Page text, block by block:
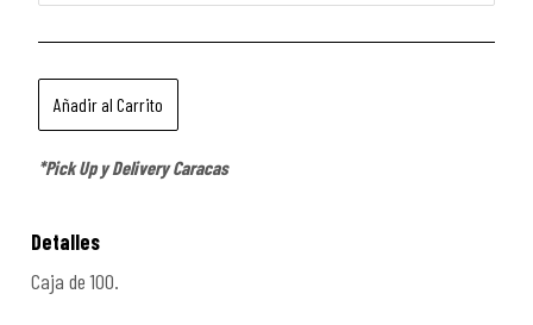
*Pick Up y Delivery Caracas
Detalles
Caja de 100.